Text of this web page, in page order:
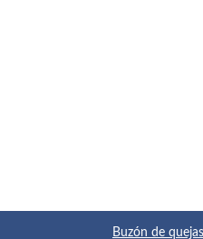
Buzón de